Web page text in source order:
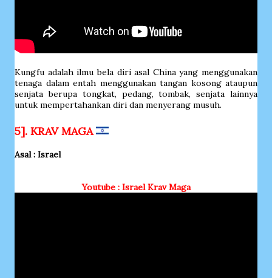
Kungfu adalah ilmu bela diri asal China yang menggunakan
tenaga dalam entah menggunakan tangan kosong ataupun
senjata berupa tongkat, pedang, tombak, senjata lainnya
untuk mempertahankan diri dan menyerang musuh.
5]. KRAV MAGA
Asal : Israel
Youtube : Israel Krav Maga